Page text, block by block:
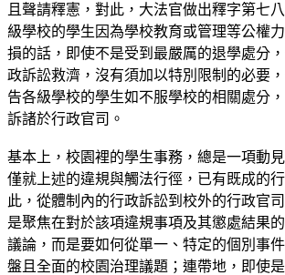
且聲請釋憲，對此，大法官做出釋字第七
級學校的學生因為學校教育或管理等公權
損的話，即使不是受到最嚴厲的退學處分
政訴訟救濟，沒有須加以特別限制的必要
告各級學校的學生如不服學校的相關處分
訴諸於行政官司。
基本上，校園裡的學生事務，總是一項動
僅就上述的違規與觸法行徑，已有既成的
此，從體制內的行政訴訟到校外的行政官
是聚焦在對於該項違規事項及其懲處結果
議論，而是要如何從單一、特定的個別事
盤且全面的校園治理議題；連帶地，即使